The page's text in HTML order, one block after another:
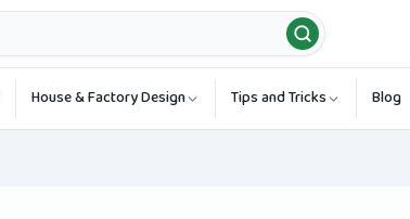
House & Factory Design Tips and Tricks Blog